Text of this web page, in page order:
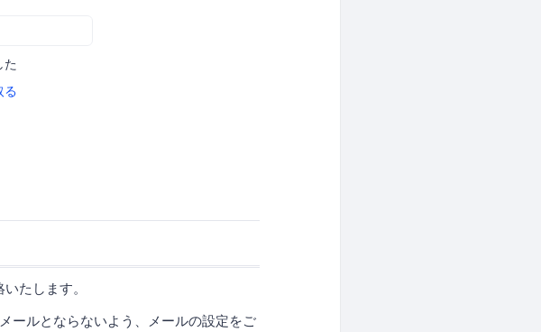
た
る
たします。
ルとならないよう、メールの設定をご